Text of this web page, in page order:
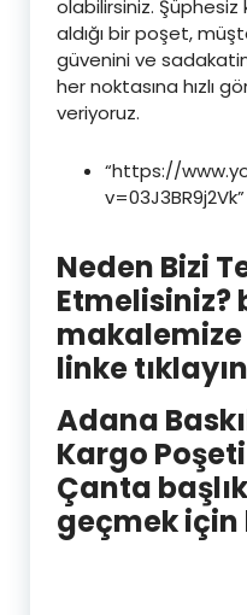
olabilirsiniz.
aldığı bir poşet,
güvenini ve
her noktasına hızlı
veriyoruz.
“https://
v=03J3BR9j2Vk”
Neden Bizi
Etmelisiniz?
linke
Adana
Kargo Poşeti
Çanta
geçmek için